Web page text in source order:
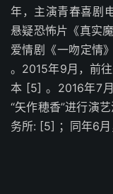
年，主演青春喜剧
悬疑恐怖片《真实
爱情剧《一吻定情
。2015年9月，前
本 [5] 。2016年7
“矢作穂香”进行演
务所: [5] ；同年6月